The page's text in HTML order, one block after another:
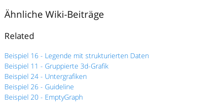
Ähnliche Wiki-Beiträge
Related
Beispiel 16 - Legende mit strukturierten Daten
Beispiel 11 - Gruppierte 3d-Grafik
Beispiel 24 - Untergrafiken
Beispiel 26 - Guideline
Beispiel 20 - EmptyGraph